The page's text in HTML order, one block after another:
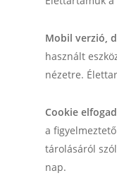
Mobil verzió,
használt
nézetre.
Cookie
a
tárolásáról
nap.